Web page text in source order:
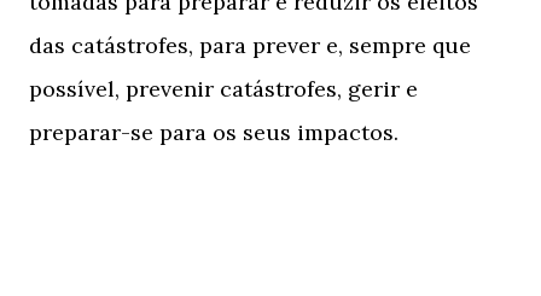
das catástrofes, para prever e, sempre que
possível, prevenir catástrofes, gerir e
preparar-se para os seus impactos.